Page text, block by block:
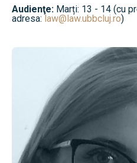
Audienţe: Marți: 13 - 14 (cu
adresa:law@law.ubbcluj.ro)